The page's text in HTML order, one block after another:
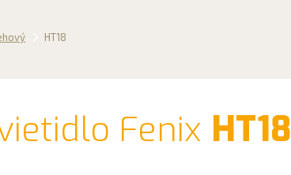
HT18
Fenix HT18